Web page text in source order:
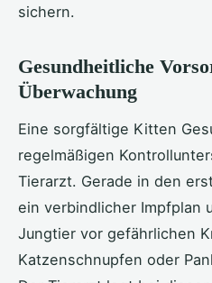
sichern.
Gesundheitliche
Überwachung
Eine sorgfältige Kitten
regelmäßigen
Tierarzt. Gerade in den
ein verbindlicher Impfplan
Jungtier vor gefährlichen
Katzenschnupfen oder